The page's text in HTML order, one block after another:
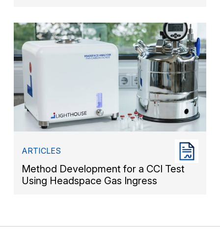
ARTICLES
Method Development for a CCI Test
Using Headspace Gas Ingress